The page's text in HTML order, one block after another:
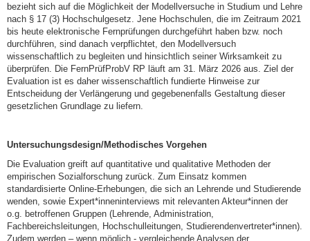
bezieht sich auf die Möglichkeit der Modellversuche in Studium und Lehre
nach § 17 (3) Hochschulgesetz. Jene Hochschulen, die im Zeitraum 2021
bis heute elektronische Fernprüfungen durchgeführt haben bzw. noch
durchführen, sind danach verpflichtet, den Modellversuch
wissenschaftlich zu begleiten und hinsichtlich seiner Wirksamkeit zu
überprüfen. Die FernPrüfProbV RP läuft am 31. März 2026 aus. Ziel der
Evaluation ist es daher wissenschaftlich fundierte Hinweise zur
Entscheidung der Verlängerung und gegebenenfalls Gestaltung dieser
gesetzlichen Grundlage zu liefern.
Untersuchungsdesign/Methodisches Vorgehen
Die Evaluation greift auf quantitative und qualitative Methoden der
empirischen Sozialforschung zurück. Zum Einsatz kommen
standardisierte Online-Erhebungen, die sich an Lehrende und Studierende
wenden, sowie Expert*inneninterviews mit relevanten Akteur*innen der
o.g. betroffenen Gruppen (Lehrende, Administration,
Fachbereichsleitungen, Hochschulleitungen, Studierendenvertreter*innen).
Zudem werden – wenn möglich - vergleichende Analysen der